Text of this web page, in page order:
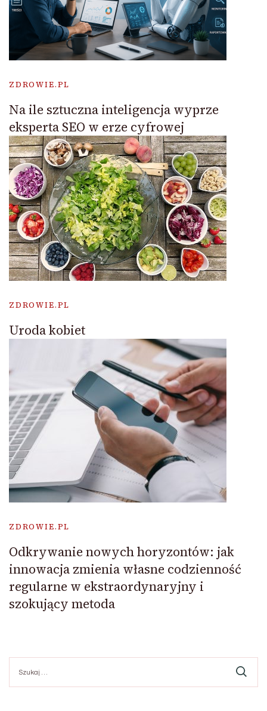
ZDROWIE.PL
Na ile sztuczna inteligencja wyprze
eksperta SEO w erze cyfrowej
ZDROWIE.PL
Uroda kobiet
ZDROWIE.PL
Odkrywanie nowych horyzontów: jak
innowacja zmienia własne codzienność
regularne w ekstraordynaryjny i
szokujący metoda